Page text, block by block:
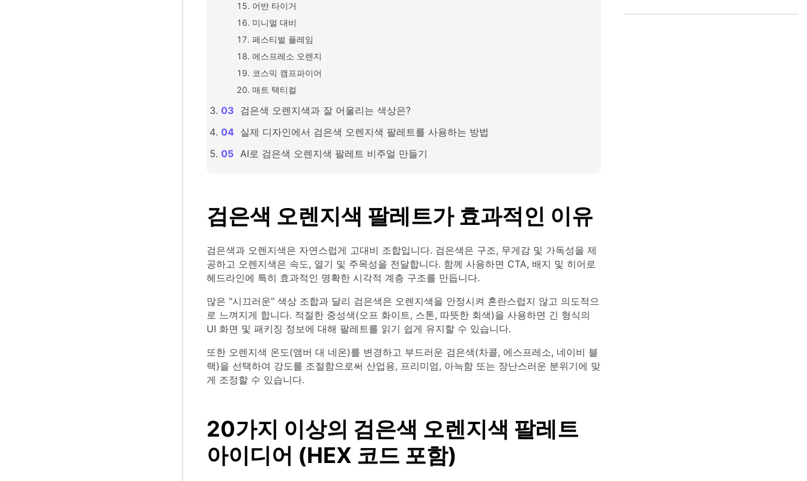
어반 타이거
미니멀 대비
페스티벌 플레임
에스프레소 오렌지
코스믹 캠프파이어
매트 택티컬
검은색 오렌지색과 잘 어울리는 색상은?
실제 디자인에서 검은색 오렌지색 팔레트를 사용하는 방법
AI로 검은색 오렌지색 팔레트 비주얼 만들기
검은색 오렌지색 팔레트가 효과적인 이유
검은색과 오렌지색은 자연스럽게 고대비 조합입니다. 검은색은 구조, 무게감 및 가독성을 제
공하고 오렌지색은 속도, 열기 및 주목성을 전달합니다. 함께 사용하면 CTA, 배지 및 히어로
헤드라인에 특히 효과적인 명확한 시각적 계층 구조를 만듭니다.
많은 "시끄러운" 색상 조합과 달리 검은색은 오렌지색을 안정시켜 혼란스럽지 않고 의도적으
로 느껴지게 합니다. 적절한 중성색(오프 화이트, 스톤, 따뜻한 회색)을 사용하면 긴 형식의
UI 화면 및 패키징 정보에 대해 팔레트를 읽기 쉽게 유지할 수 있습니다.
또한 오렌지색 온도(앰버 대 네온)를 변경하고 부드러운 검은색(차콜, 에스프레소, 네이비 블
랙)을 선택하여 강도를 조절함으로써 산업용, 프리미엄, 아늑함 또는 장난스러운 분위기에 맞
게 조정할 수 있습니다.
20가지 이상의 검은색 오렌지색 팔레트
아이디어 (HEX 코드 포함)